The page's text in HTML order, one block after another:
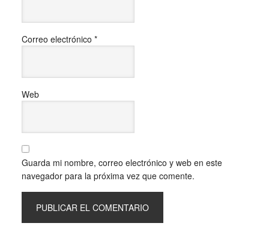
Correo electrónico *
Web
Guarda mi nombre, correo electrónico y web en este
navegador para la próxima vez que comente.